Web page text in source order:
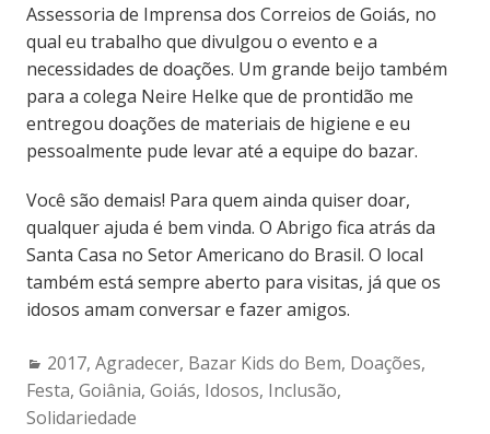
Assessoria de Imprensa dos Correios de Goiás, no
qual eu trabalho que divulgou o evento e a
necessidades de doações. Um grande beijo também
para a colega Neire Helke que de prontidão me
entregou doações de materiais de higiene e eu
pessoalmente pude levar até a equipe do bazar.
Você são demais! Para quem ainda quiser doar,
qualquer ajuda é bem vinda. O Abrigo fica atrás da
Santa Casa no Setor Americano do Brasil. O local
também está sempre aberto para visitas, já que os
idosos amam conversar e fazer amigos.
Categories:
2017, Agradecer, Bazar Kids do Bem, Doações,
Festa, Goiânia, Goiás, Idosos, Inclusão,
Solidariedade